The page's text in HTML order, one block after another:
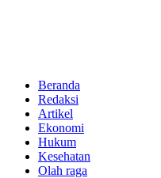
Beranda
Redaksi
Artikel
Ekonomi
Hukum
Kesehatan
Olah raga